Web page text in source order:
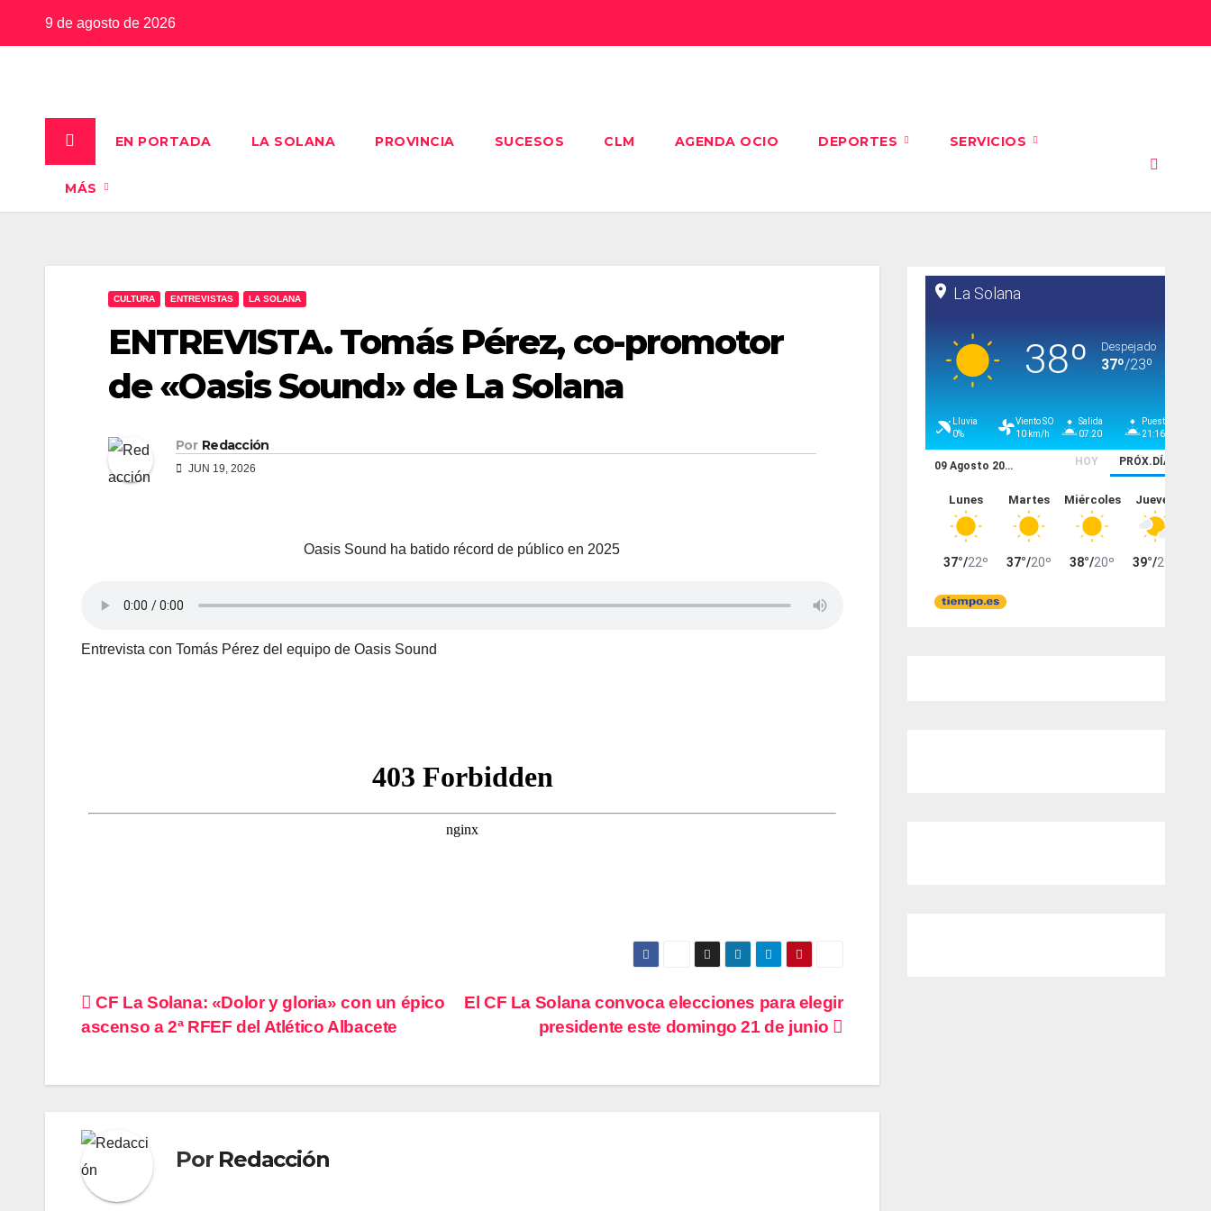
9 de agosto de 2026
EN PORTADA LA SOLANA PROVINCIA SUCESOS CLM AGENDA OCIO DEPORTES SERVICIOS
MÁS
CULTURA ENTREVISTAS LA SOLANA
ENTREVISTA. Tomás Pérez, co-promotor
de «Oasis Sound» de La Solana
Por Redacción
JUN 19, 2026
Oasis Sound ha batido récord de público en 2025
Entrevista con Tomás Pérez del equipo de Oasis Sound
Navegación
entradas
El CF La Solana convoca elecciones para elegir
presidente este domingo 21 de junio
CF La Solana: «Dolor y gloria» con un épico
ascenso a 2ª RFEF del Atlético Albacete
Por Redacción